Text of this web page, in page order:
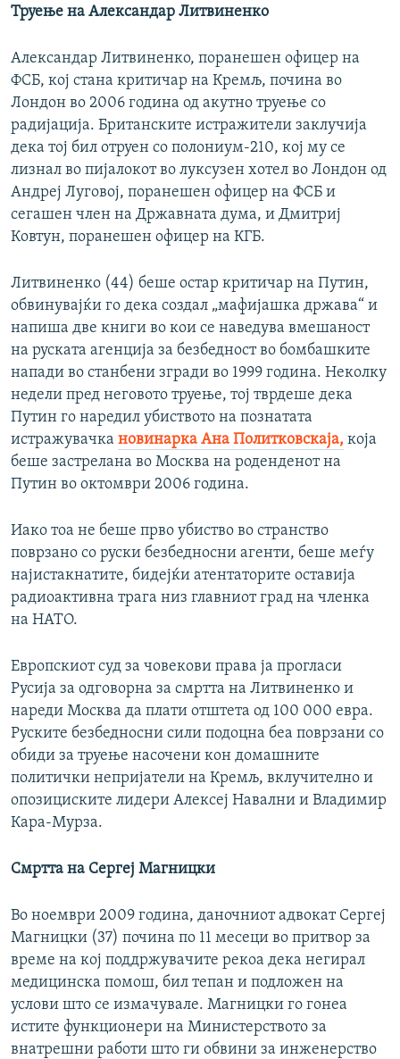
Труење на Александар Литвиненко
Александар Литвиненко, поранешен офицер на
ФСБ, кој стана критичар на Кремљ, почина во
Лондон во 2006 година од акутно труење со
радијација. Британските истражители заклучија
дека тој бил отруен со полониум-210, кој му се
лизнал во пијалокот во луксузен хотел во Лондон од
Андреј Луговој, поранешен офицер на ФСБ и
сегашен член на Државната дума, и Дмитриј
Ковтун, поранешен офицер на КГБ.
Литвиненко (44) беше остар критичар на Путин,
обвинувајќи го дека создал „мафијашка држава“ и
напиша две книги во кои се наведува вмешаност
на руската агенција за безбедност во бомбашките
напади во станбени згради во 1999 година. Неколку
недели пред неговото труење, тој тврдеше дека
Путин го наредил убиството на познатата
истражувачка новинарка Ана Политковскаја, која
беше застрелана во Москва на роденденот на
Путин во октомври 2006 година.
Иако тоа не беше прво убиство во странство
поврзано со руски безбедносни агенти, беше меѓу
најистакнатите, бидејќи атентаторите оставија
радиоактивна трага низ главниот град на членка
на НАТО.
Европскиот суд за човекови права ја прогласи
Русија за одговорна за смртта на Литвиненко и
нареди Москва да плати отштета од 100 000 евра.
Руските безбедносни сили подоцна беа поврзани со
обиди за труење насочени кон домашните
политички непријатели на Кремљ, вклучително и
опозициските лидери Алексеј Навални и Владимир
Кара-Мурза.
Смртта на Сергеј Магницки
Во ноември 2009 година, даночниот адвокат Сергеј
Магницки (37) почина по 11 месеци во притвор за
време на кој поддржувачите рекоа дека негирал
медицинска помош, бил тепан и подложен на
услови што се измачувале. Магницки го гонеа
истите функционери на Министерството за
внатрешни работи што ги обвини за инженерство